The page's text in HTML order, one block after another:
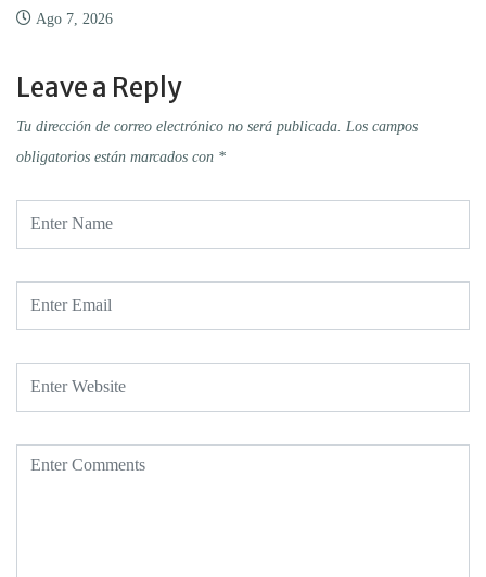
Ago 7, 2026
Leave a Reply
Tu dirección de correo electrónico no será publicada. Los campos
obligatorios están marcados con *